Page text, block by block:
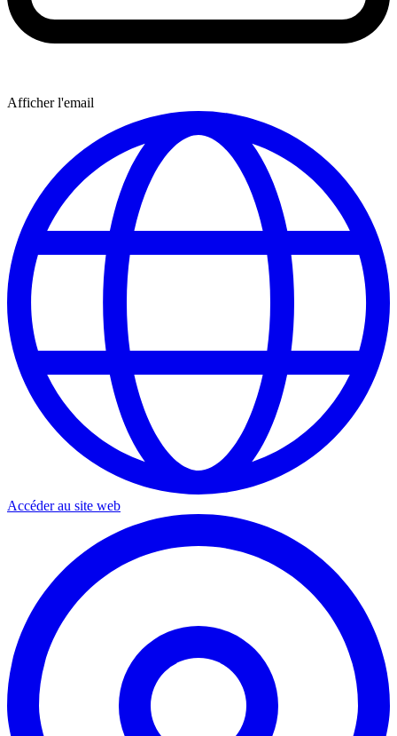
Afficher l'email
Accéder au site web